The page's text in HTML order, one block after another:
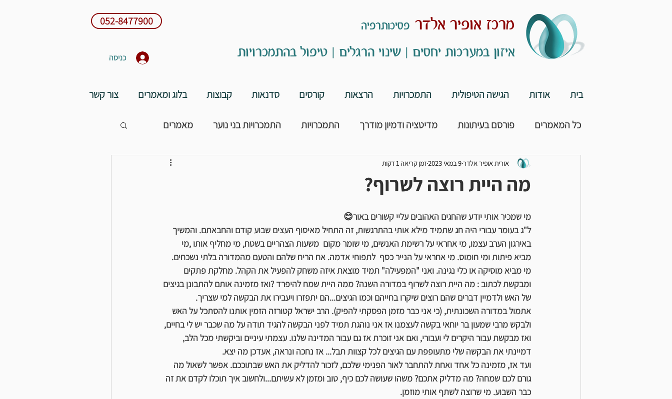
052-8477900
כניסה
מרכז אופיר אלדר פסיכותרפיה
איזון במערכות יחסים | שינוי הרגלים | טיפול בהתמכרויות
בית אודות הגישה הטיפולית התמכרויות הרצאות קורסים סדנאות קבוצות בלוג ומאמרים צור קשר
כל המאמרים פורסם בעיתונות מדיטציה ודמיון מודרך התמכרויות התמכרויות בני נוער מאמרים
ספורי לקוח
מה היית רוצה לשרוף?
אורית אופיר אלדר9 במאי 2023 זמן קריאה 1 דקות
מי שמכיר אותי יודע שהחגים האהובים עליי קשורים באור😊
ל"ג בעומר עבורי היה חג שתמיד מילא אותי בהתרגשות, זה התחיל מאיסוף העצים שבוע קודם והחבאתם. והמשיך
באירגון הערב עצמו, מי אחראי על רשימת האנשים, מי שומר מקום  משעות הצהריים בשטח, מי מחליף אותו ,מי
מביא פיתות ומי חומוס. מי אחראי על הנייר כסף  לתפוחי אדמה. אח הריח שלהם והטעם מהמדורה בלתי נשכחים.
מי מביא מוסיקה או כלי נגינה. ואני "המפעילה" תמיד מוצאת איזה משחק להפעיל את הקהל. מחלקת פתקים
ומבקשת לכתוב : מה היית רוצה לשרוף במדורה השנה? ממה היית שמח להיפרד ?ואז מזמינה אותם להתבונן בגיצים
של האש ולדמיין דברים שהם רוצים שיקרו בחייהם וכמו הגיצים...הם יתפזרו ויעבירו את הבקשה למי שצריך.
אתמול במדורה השכונתית, (כי אני כבר מזמן הפסקתי להפיק). הרב ישראל קטורזה הזמין אותנו להסתכל על האש
ולבקש מרבי שמעון בר יוחאי בקשה לעצמנו אז אני נוהגת תמיד לפני הבקשה להגיד תודה על מה שכבר יש לי בחיים,
ואז מבקשת עבור היקרים לי ועבורי, ואם אני זוכרת אז גם עבור המדינה שלנו. עצמתי עיניים וביקשתי מכל הלב,
דמיינתי את הבקשה שלי מתעופפת עם הגיצים לכל קצוות תבל... אז נחכה ונראה, אעדכן מה יצא.
ועד אז, מזמינה כל אחד ואחת להתחבר לאור הפנימי שלכם, לזכור להדליק את האש שבתוככם. אפשר לשאול מה
גורם לכם שמחה? מה מדליק אתכם? משהו שעושה לכם כיף, טוב ומזמן לא עשיתם...ולחשוב איך תוכלו לקדם את זה
כבר השבוע. מי שרוצה לשתף אותי מוזמן.